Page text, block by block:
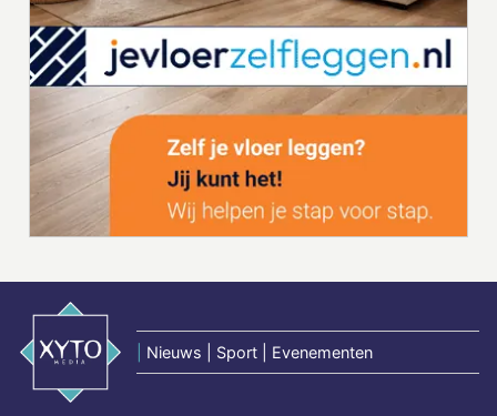
Nieuws | Sport | Evenementen